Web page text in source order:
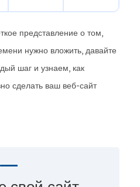
представление о том,
нужно вложить, давайте
шаг и узнаем, как
сделать ваш веб-сайт